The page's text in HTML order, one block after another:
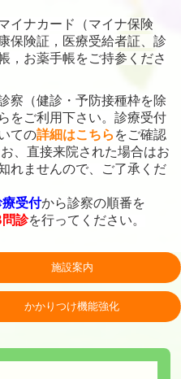
イナカード（マイナ保険
保険証，医療受給者証、診
，お薬手帳をご持参くださ
察（健診・予防接種枠を除
をご利用下さい。診療受付
ての詳細はこちら をご確認
、直接来院された場合はお
れませんので、ご了承くだ
受付から診察の順番を
診を行ってください。
施設案内
かかりつけ機能強化